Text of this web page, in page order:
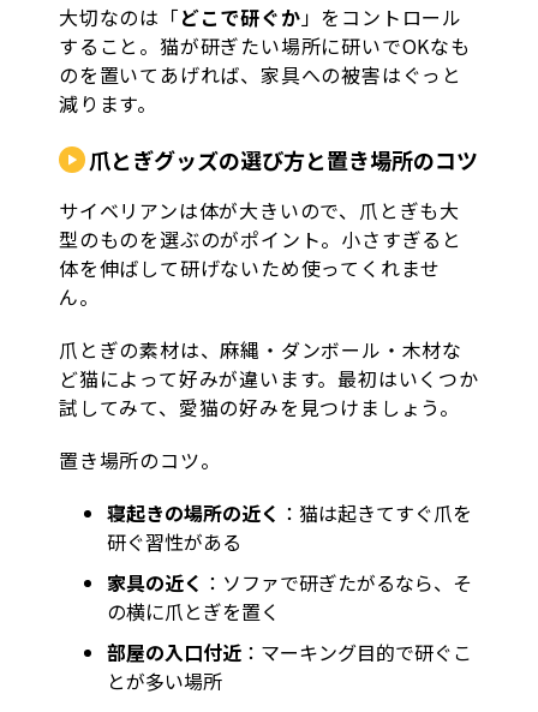
大切なのは「どこで研ぐか」をコントロール
すること。猫が研ぎたい場所に研いでOKなも
のを置いてあげれば、家具への被害はぐっと
減ります。
爪とぎグッズの選び方と置き場所のコツ
サイベリアンは体が大きいので、爪とぎも大
型のものを選ぶのがポイント。小さすぎると
体を伸ばして研げないため使ってくれませ
ん。
爪とぎの素材は、麻縄・ダンボール・木材な
ど猫によって好みが違います。最初はいくつか
試してみて、愛猫の好みを見つけましょう。
置き場所のコツ。
寝起きの場所の近く ：猫は起きてすぐ爪を
研ぐ習性がある
家具の近く ：ソファで研ぎたがるなら、そ
の横に爪とぎを置く
部屋の入口付近 ：マーキング目的で研ぐこ
とが多い場所